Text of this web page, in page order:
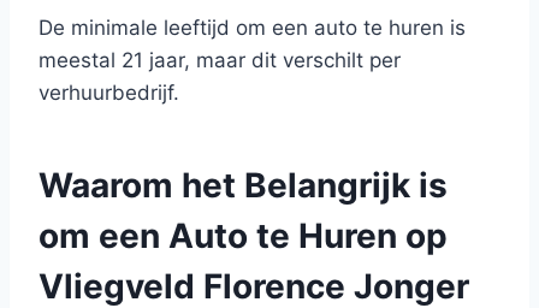
De minimale leeftijd om een auto te huren is
meestal 21 jaar, maar dit verschilt per
verhuurbedrijf.
Waarom het Belangrijk is
om een Auto te Huren op
Vliegveld Florence Jonger